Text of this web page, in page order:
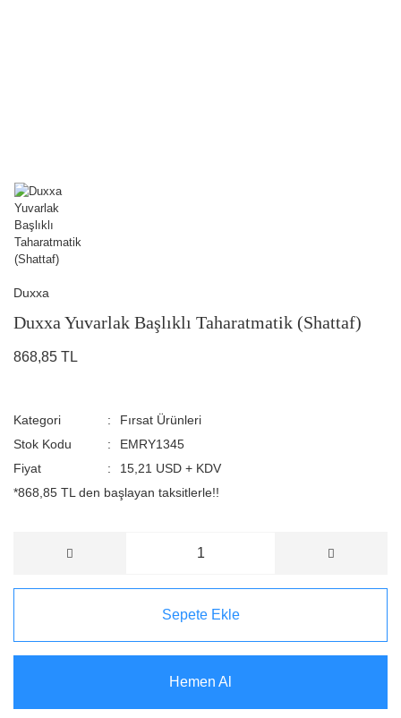
Duxxa
Duxxa Yuvarlak Başlıklı Taharatmatik (Shattaf)
868,85 TL
Kategori
Fırsat Ürünleri
Stok Kodu
EMRY1345
Fiyat
15,21 USD + KDV
*868,85 TL den başlayan taksitlerle!!
Sepete Ekle
Hemen Al